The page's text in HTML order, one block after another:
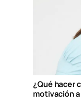
¿Qué hacer
motivación